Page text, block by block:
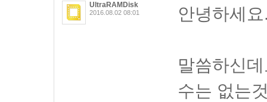
UltraRAMDisk
2016.08.02 08:01 안녕하세
말씀하신
수는 없는